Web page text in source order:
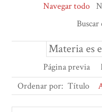
Navegar todo
Materia es
Página previa
Ordenar por: Título